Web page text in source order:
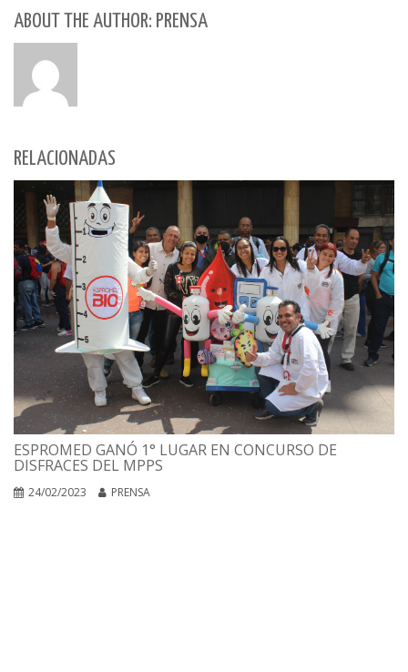
ABOUT THE AUTHOR: PRENSA
RELACIONADAS
ESPROMED GANÓ 1° LUGAR EN CONCURSO DE
DISFRACES DEL MPPS
24/02/2023 PRENSA